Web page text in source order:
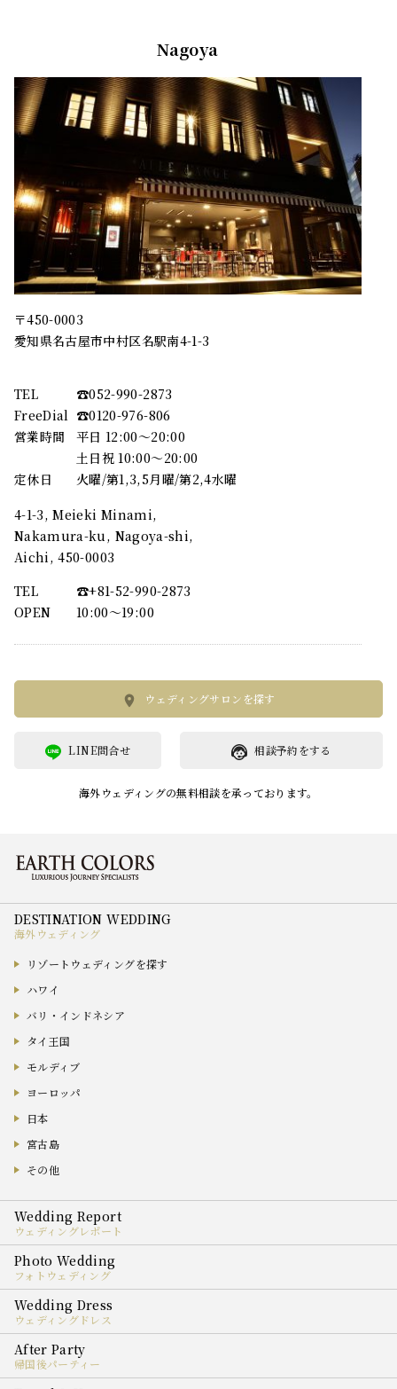
Nagoya
〒450-0003
愛知県名古屋市中村区名駅南4-1-3
TEL
☎︎052-990-2873
FreeDial ☎︎0120-976-806
営業時間
平日 12:00～20:00
土日祝 10:00～20:00
定休日
火曜/第1,3,5月曜/第2,4水曜
4-1-3, Meieki Minami,
Nakamura-ku, Nagoya-shi,
Aichi, 450-0003
TEL
☎︎+81-52-990-2873
OPEN
10:00〜19:00
ウェディングサロンを探す
相談予約をする
LINE問合せ
海外ウェディングの無料相談を承っております。
海外ウェディング
リゾートウェディングを探す
ハワイ
バリ・インドネシア
タイ王国
モルディブ
ヨーロッパ
日本
宮古島
その他
ウェディングレポート
フォトウェディング
ウェディングドレス
帰国後パーティー